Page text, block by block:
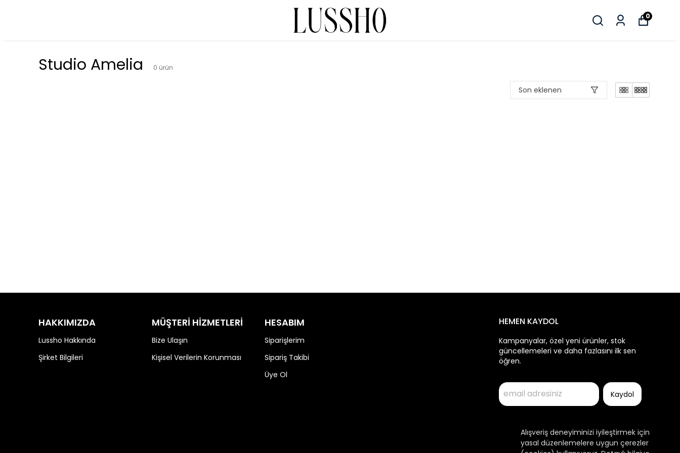
0
Alışveriş deneyiminizi iyileştirmek için
yasal düzenlemelere uygun çerezler
Studio Amelia 0 ürün
Son eklenen
HAKKIMIZDA
Lussho Hakkında
Şirket Bilgileri
MÜŞTERİ HİZMETLERİ
Bize Ulaşın
Kişisel Verilerin Korunması
HESABIM
Siparişlerim
Sipariş Takibi
Üye Ol
HEMEN KAYDOL
Kampanyalar, özel yeni ürünler, stok
güncellemeleri ve daha fazlasını ilk sen
öğren.
Kaydol